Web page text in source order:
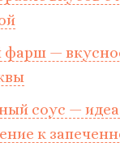
—
соус —
к